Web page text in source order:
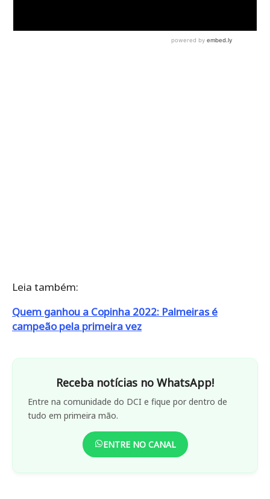
Leia também:
Quem ganhou a Copinha 2022: Palmeiras é
campeão pela primeira vez
Receba notícias no WhatsApp!
Entre na comunidade do DCI e fique por dentro de
tudo em primeira mão.
ENTRE NO CANAL